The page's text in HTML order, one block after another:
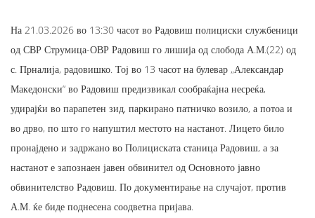
На 21.03.2026 во 13:30 часот во Радовиш полициски службеници
од СВР Струмица-ОВР Радовиш го лишија од слобода А.М.(22) од
с. Прналија, радовишко. Тој во 13 часот на булевар „Александар
Македонски“ во Радовиш предизвикал сообраќајна несреќа,
удирајќи во парапетен зид, паркирано патничко возило, а потоа и
во дрво, по што го напуштил местото на настанот. Лицето било
пронајдено и задржано во Полициската станица Радовиш, а за
настанот е запознаен јавен обвинител од Основното јавно
обвинителство Радовиш. По документирање на случајот, против
А.М. ќе биде поднесена соодветна пријава.